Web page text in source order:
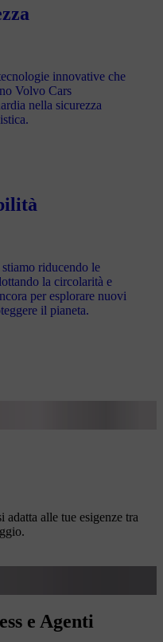
innovative che
Volvo Cars
nella sicurezza
riducendo le
la circolarità e
per esplorare nuovi
il pianeta.
alle tue esigenze tra
e Agenti